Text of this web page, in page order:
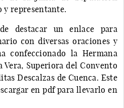
y representante.
destacar un enlace para
con diversas oraciones y
confeccionado la Hermana
Vera, Superiora del Convento
Descalzas de Cuenca. Este
en pdf para llevarlo en